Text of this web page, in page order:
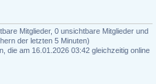
Mitglieder, 0 unsichtbare Mitglieder und
der letzten 5 Minuten)
die am 16.01.2026 03:42 gleichzeitig online